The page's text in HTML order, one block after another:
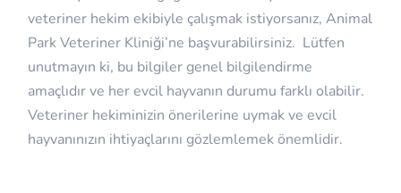
veteriner hekim ekibiyle çalışmak istiyorsanız, Animal
Park Veteriner Kliniği’ne başvurabilirsiniz. Lütfen
unutmayın ki, bu bilgiler genel bilgilendirme
amaçlıdır ve her evcil hayvanın durumu farklı olabilir.
Veteriner hekiminizin önerilerine uymak ve evcil
hayvanınızın ihtiyaçlarını gözlemlemek önemlidir.